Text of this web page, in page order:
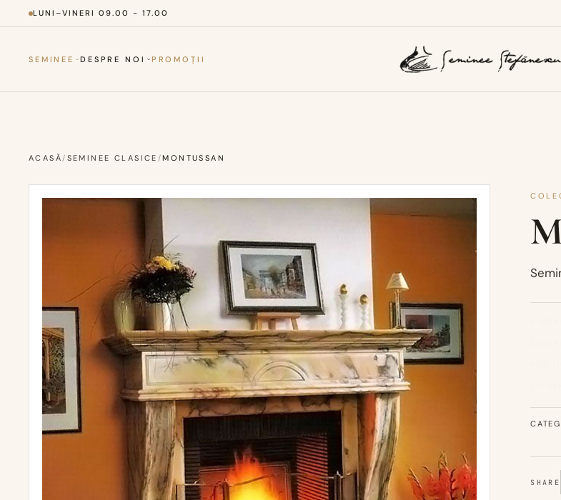
LUNI–VINERI 09.00 - 17.00
SEMINEE DESPRE NOI PROMOȚII
ACASĂ/ SEMINEE CLASICE /MONTUSSAN
SHARE